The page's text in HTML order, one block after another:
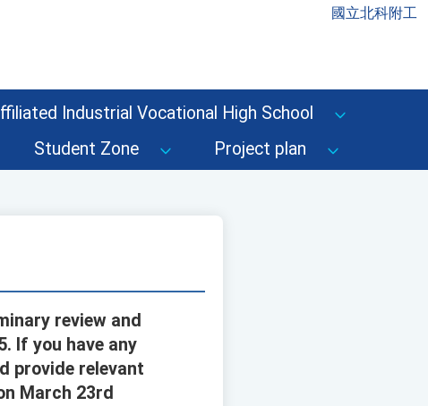
國立北科附工
Industrial Vocational High School
Student Zone Project plan
review and
If you have any
provide relevant
March 23rd